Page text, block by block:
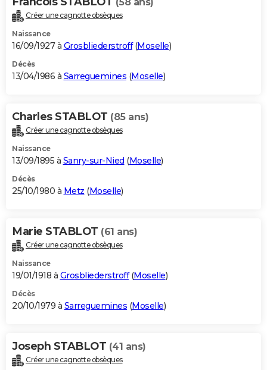
(58 ans)
Créer une cagnotte obsèques
Naissance
16/09/1927 à Grosbliederstroff(Moselle)
Décès
13/04/1986 à Sarreguemines (Moselle)
Charles STABLOT (85 ans)
Créer une cagnotte obsèques
Naissance
13/09/1895 à Sanry-sur-Nied (Moselle)
Décès
25/10/1980 à Metz (Moselle)
Marie STABLOT (61 ans)
Créer une cagnotte obsèques
Naissance
19/01/1918 à Grosbliederstroff(Moselle)
Décès
20/10/1979 à Sarreguemines (Moselle)
Joseph STABLOT (41 ans)
Créer une cagnotte obsèques